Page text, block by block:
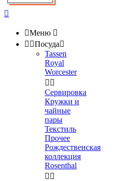

Меню 
 Посуда
Tassen
Royal
Worcester
 
Сервировка
Кружки и
чайные
пары
Текстиль
Прочее
Рождественская
коллекция
Rosenthal
 